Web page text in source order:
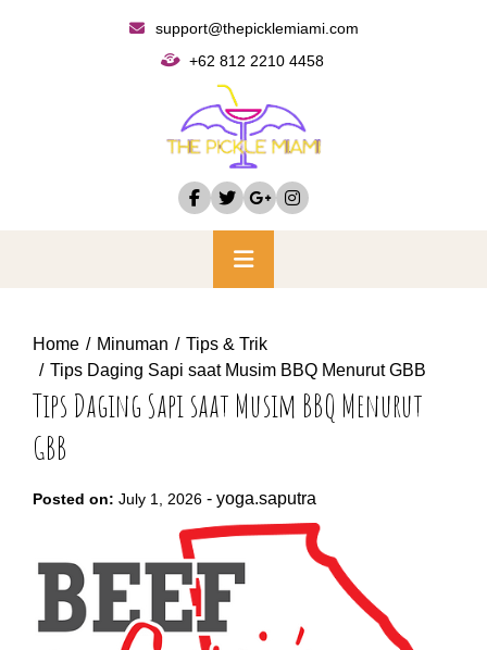
support@thepicklemiami.com
+62 812 2210 4458
Primary
Menu
Home Minuman
Tips & Trik
Tips Daging Sapi saat Musim BBQ Menurut GBB
Tips Daging Sapi saat Musim BBQ Menurut
GBB
Posted on: July 1, 2026 - yoga.saputra